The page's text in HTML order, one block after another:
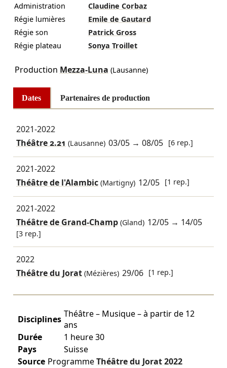
Administration
Claudine Corbaz
Régie lumières
Emile de Gautard
Régie son
Patrick Gross
Régie plateau
Sonya Troillet
Production Mezza-Luna (Lausanne)
Dates Partenaires de production
2021-2022
Théâtre 2.21 (Lausanne) 03/05 →08/05 [6 rep.]
2021-2022
Théâtre de l'Alambic(Martigny) 12/05 [1 rep.]
2021-2022
Théâtre de Grand-Champ(Gland) 12/05 → 14/05
[3 rep.]
2022
Théâtre du Jorat(Mézières) 29/06 [1 rep.]
Disciplines Théâtre – Musique – à partir de 12
ans
Durée
1 heure 30
Pays
Suisse
Source ProgrammeThéâtre du Jorat2022